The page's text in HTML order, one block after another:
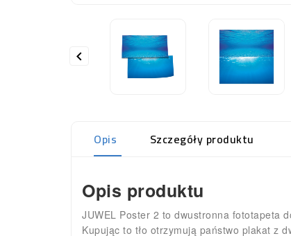

Opis Szczegóły produktu
Opis produktu
JUWEL Poster 2 to dwustronna fototapeta
Kupując to tło otrzymują państwo plakat z